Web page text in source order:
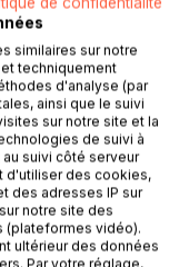
similaires sur notre
techniquement
d'analyse (par
ainsi que le suivi
sur notre site et la
de suivi à
suivi côté serveur
d'utiliser des cookies,
des adresses IP sur
notre site des
(plateformes vidéo).
ultérieur des données
Par votre réglage,